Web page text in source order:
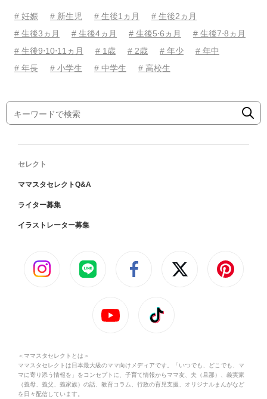
# 妊娠 # 新生児 # 生後1ヵ月
# 生後2ヵ月
# 生後3ヵ月
# 生後4ヵ月 # 生後5⋅6ヵ月
# 生後7⋅8ヵ月
# 生後9⋅10⋅11ヵ月
# 1歳 # 2歳 # 年少
# 年中
# 年長
# 小学生 # 中学生 # 高校生
セレクト
ママスタセレクトQ&A
ライター募集
イラストレーター募集
＜ママスタセレクトとは＞
ママスタセレクトは日本最大級のママ向けメディアです。「いつでも、どこでも、マ
マに寄り添う情報を」をコンセプトに、子育て情報からママ友、夫（旦那）、義実家
（義母、義父、義家族）の話、教育コラム、行政の育児支援、オリジナルまんがなど
を日々配信しています。